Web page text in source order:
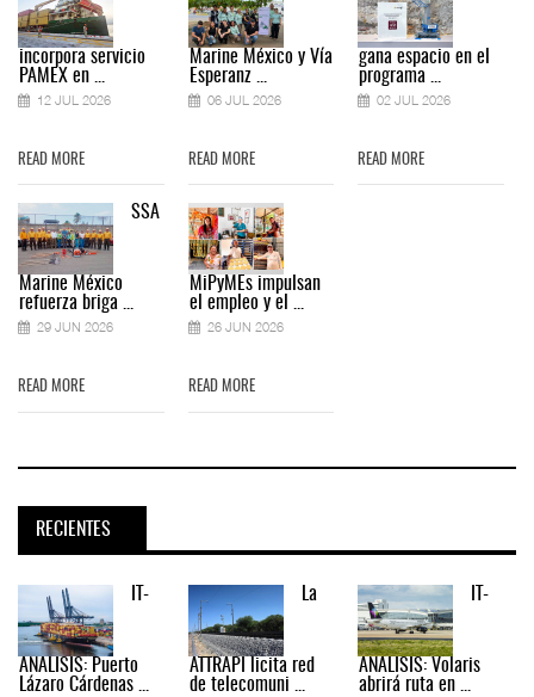
incorpora servicio
PAMEX en ...
12 JUL 2026
READ MORE
SSA
Marine México
refuerza briga ...
29 JUN 2026
READ MORE
Marine México y Vía
Esperanz ...
06 JUL 2026
READ MORE
MiPyMEs impulsan
el empleo y el ...
26 JUN 2026
READ MORE
gana espacio en el
programa ...
02 JUL 2026
READ MORE
RECIENTES
IT-
ANÁLISIS: Puerto
Lázaro Cárdenas ...
La
ATTRAPI licita red
de telecomuni ...
IT-
ANÁLISIS: Volaris
abrirá ruta en ...